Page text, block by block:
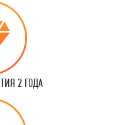
2 ГОДА